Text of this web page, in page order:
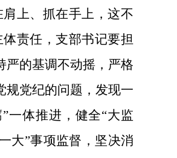
上、抓在手上，这不
责任，支部书记要担
严的基调不动摇，严格
规党纪的问题，发现一
一体推进，健全“大监
大”事项监督，坚决消